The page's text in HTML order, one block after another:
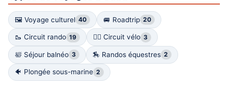
🖼 Voyage culturel 40 🚐 Roadtrip 20
🥾 Circuit rando 19 🚴‍♀️ Circuit vélo 3
🛀 Séjour balnéo 3 🏇 Randos équestres 2
🐠 Plongée sous-marine 2